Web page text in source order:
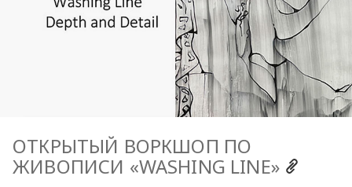
ОТКРЫТЫЙ ВОРКШОП ПО
ЖИВОПИСИ «WASHING LINE»